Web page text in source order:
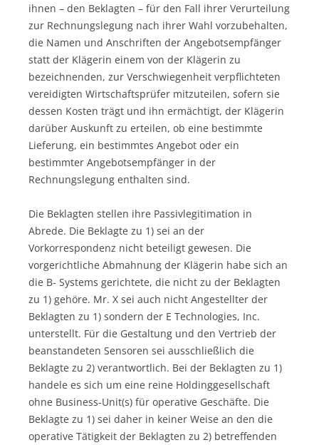
ihnen – den Beklagten – für den Fall ihrer Verurteilung
zur Rechnungslegung nach ihrer Wahl vorzubehalten,
die Namen und Anschriften der Angebotsempfänger
statt der Klägerin einem von der Klägerin zu
bezeichnenden, zur Verschwiegenheit verpflichteten
vereidigten Wirtschaftsprüfer mitzuteilen, sofern sie
dessen Kosten trägt und ihn ermächtigt, der Klägerin
darüber Auskunft zu erteilen, ob eine bestimmte
Lieferung, ein bestimmtes Angebot oder ein
bestimmter Angebotsempfänger in der
Rechnungslegung enthalten sind.
Die Beklagten stellen ihre Passivlegitimation in
Abrede. Die Beklagte zu 1) sei an der
Vorkorrespondenz nicht beteiligt gewesen. Die
vorgerichtliche Abmahnung der Klägerin habe sich an
die B- Systems gerichtete, die nicht zu der Beklagten
zu 1) gehöre. Mr. X sei auch nicht Angestellter der
Beklagten zu 1) sondern der E Technologies, Inc.
unterstellt. Für die Gestaltung und den Vertrieb der
beanstandeten Sensoren sei ausschließlich die
Beklagte zu 2) verantwortlich. Bei der Beklagten zu 1)
handele es sich um eine reine Holdinggesellschaft
ohne Business-Unit(s) für operative Geschäfte. Die
Beklagte zu 1) sei daher in keiner Weise an den die
operative Tätigkeit der Beklagten zu 2) betreffenden